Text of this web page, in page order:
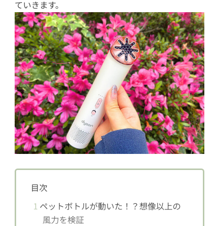
ていきます。
目次
1 ペットボトルが動いた！？想像以上の
風力を検証